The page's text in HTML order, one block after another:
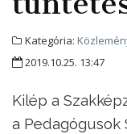
Kategória:
2019.10.25. 13:47
Kilép a
a Pedagógusok